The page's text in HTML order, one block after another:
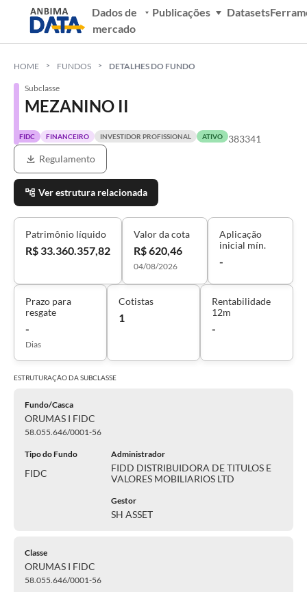
Dados de
mercado
Publicações Datasets
HOME FUNDOS DETALHES DO FUNDO
Subclasse
MEZANINO II
FIDC FINANCEIRO INVESTIDOR PROFISSIONAL ATIVO
383341
Regulamento
Ver estrutura relacionada
Patrimônio líquido
R$ 33.360.357,82
Valor da cota
R$ 620,46
04/08/2026
Aplicação
inicial mín.
-
Prazo para
resgate
-
Dias
Cotistas
1
Rentabilidade
12m
-
ESTRUTURAÇÃO DASUBCLASSE
Fundo/Casca
ORUMAS I FIDC
58.055.646/0001-56
Tipo do Fundo
FIDC
Administrador
FIDD DISTRIBUIDORA DE TITULOS E
VALORES MOBILIARIOS LTD
Gestor
SH ASSET
Classe
ORUMAS I FIDC
58.055.646/0001-56